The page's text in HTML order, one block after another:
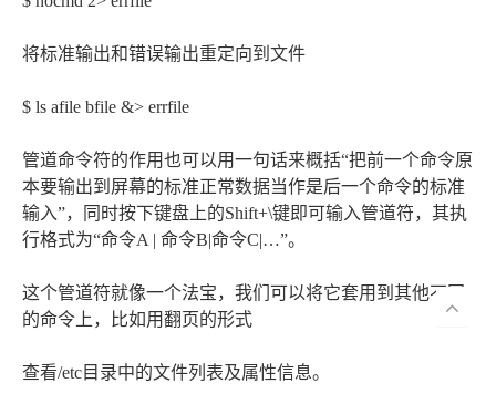
将标准输出和错误输出重定向到文件
$ ls afile bfile &> errfile
管道命令符的作用也可以用一句话来概括“把前一个命令原
本要输出到屏幕的标准正常数据当作是后一个命令的标准
输入”，同时按下键盘上的Shift+\键即可输入管道符，其执
行格式为“命令A | 命令B|命令C|…”。
这个管道符就像一个法宝，我们可以将它套用到其他不同
的命令上，比如用翻页的形式
查看/etc目录中的文件列表及属性信息。